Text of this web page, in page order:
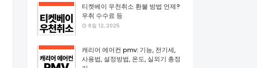
티켓베이 우천취소 환불 방법 언제?
우취 수수료 등
8월 12, 2025
캐리어 에어컨 pmv: 기능, 전기세,
사용법, 설정방법, 온도, 실외기 총정